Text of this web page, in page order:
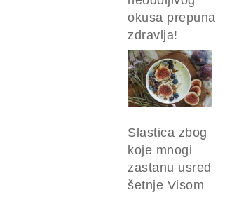
okusa prepuna
zdravlja!
Slastica zbog
koje mnogi
zastanu usred
šetnje Visom